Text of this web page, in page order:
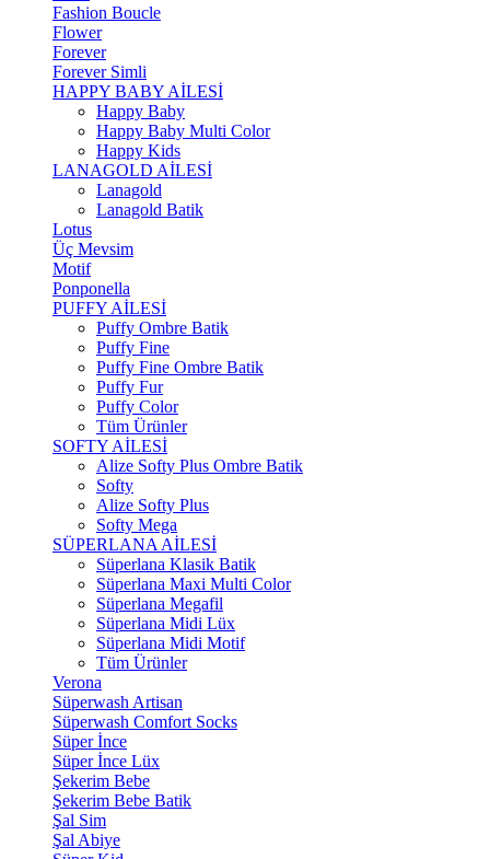
Fashion Boucle
Flower
Forever
Forever Simli
HAPPY BABY AİLESİ
Happy Baby
Happy Baby Multi Color
Happy Kids
LANAGOLD AİLESİ
Lanagold
Lanagold Batik
Lotus
Üç Mevsim
Motif
Ponponella
PUFFY AİLESİ
Puffy Ombre Batik
Puffy Fine
Puffy Fine Ombre Batik
Puffy Fur
Puffy Color
Tüm Ürünler
SOFTY AİLESİ
Alize Softy Plus Ombre Batik
Softy
Alize Softy Plus
Softy Mega
SÜPERLANA AİLESİ
Süperlana Klasik Batik
Süperlana Maxi Multi Color
Süperlana Megafil
Süperlana Midi Lüx
Süperlana Midi Motif
Tüm Ürünler
Verona
Süperwash Artisan
Süperwash Comfort Socks
Süper İnce
Süper İnce Lüx
Şekerim Bebe
Şekerim Bebe Batik
Şal Sim
Şal Abiye